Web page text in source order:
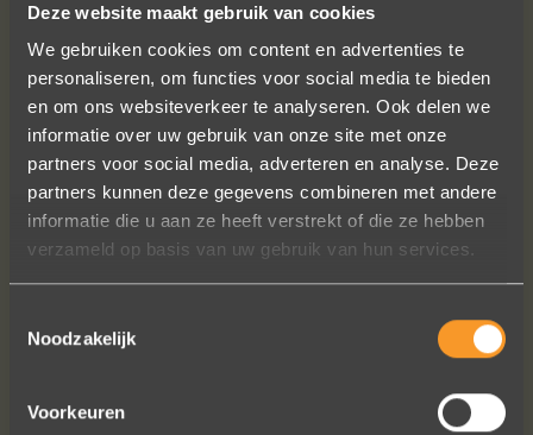
Deze website maakt gebruik van cookies
We gebruiken cookies om content en advertenties te
personaliseren, om functies voor social media te bieden
en om ons websiteverkeer te analyseren. Ook delen we
informatie over uw gebruik van onze site met onze
partners voor social media, adverteren en analyse. Deze
partners kunnen deze gegevens combineren met andere
informatie die u aan ze heeft verstrekt of die ze hebben
verzameld op basis van uw gebruik van hun services.
Noodzakelijk
Voorkeuren
VOLG ONS OP SOCIALE MEDIA
Bedankt voor al je inspanningen en